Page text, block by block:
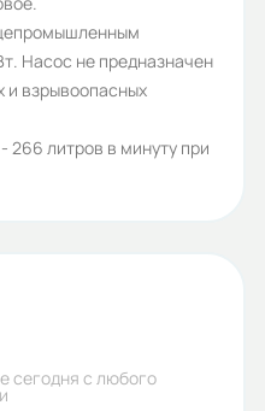
Насос не предназначен
и взрывоопасных
266 литров в минуту при
сегодня с любого